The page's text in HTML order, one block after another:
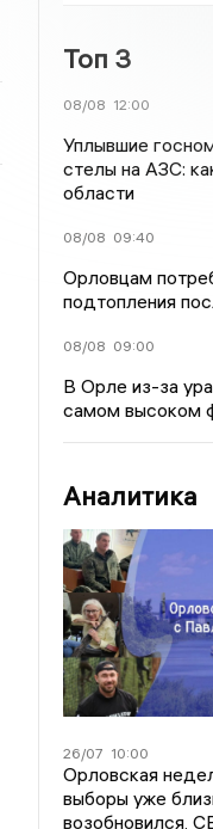
Топ 3
08/08 12:00
Уплывшие
стелы на АЗС:
области
08/08 09:40
Орловцам
подтопления
08/08 09:00
В Орле из-за
самом высоком
Аналитика
26/07 10:00
Орловская
выборы уже
возобновился,